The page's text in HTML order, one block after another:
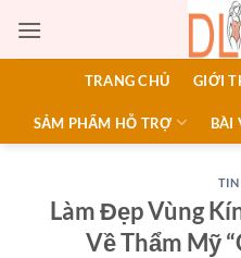
qua
TRANG CHỦ GIỚI
SẢM PHẨM HỖ TRỢ BÀI
TIN
Làm Đẹp Vùng
Về Thẩm Mỹ